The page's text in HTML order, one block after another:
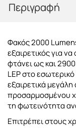
Περιγραφή
Φακός 2000
εξαιρετικός για
φτάνει ως και
LEP στο
εξαιρετικά
προσαρμοσμένου
τη φωτεινότητα
Επιτρέπει στους